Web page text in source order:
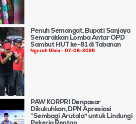
Penuh Semangat, Bupati Sanjaya
Semarakkan Lomba Antar OPD
Sambut HUT ke-81 di Tabanan
Ngurah Dibia 07-08-2026
PAW KORPRI Denpasar
Dikukuhkan, DPN Apresiasi
“Sembagi Arutala” untuk Lindungi